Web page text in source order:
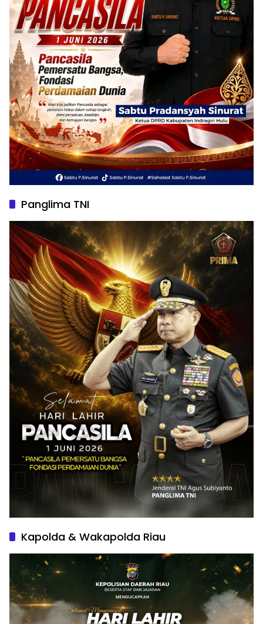
Panglima TNI
Kapolda & Wakapolda Riau